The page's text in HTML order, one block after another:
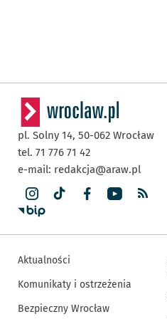
pl. Solny 14, 50-062 Wrocław
tel. 71 776 71 42
e-mail: redakcja@araw.pl
Aktualności
Komunikaty i ostrzeżenia
Bezpieczny Wrocław